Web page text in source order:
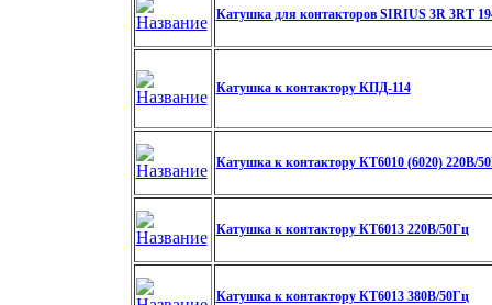
Катушка для контакторов SIRIUS 3R 3RT
Катушка к контактору КПД-114
Катушка к контактору КТ6010 (6020) 220В/
Катушка к контактору КТ6013 220В/50Гц
Катушка к контактору КТ6013 380В/50Гц